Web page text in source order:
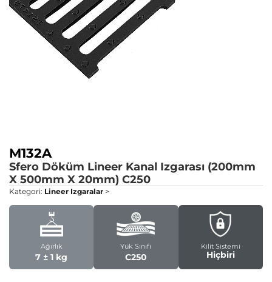
M132A
Sfero Döküm Lineer Kanal Izgarası (200mm
X 500mm X 20mm) C250
Kategori: Lineer Izgaralar >
Ağırlık
7 ± 1 kg
Yük Sınıfı
C250
Kilit Sistemi
Hiçbiri